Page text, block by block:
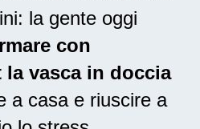
la gente oggi
con
la vasca in doccia
a casa e riuscire a